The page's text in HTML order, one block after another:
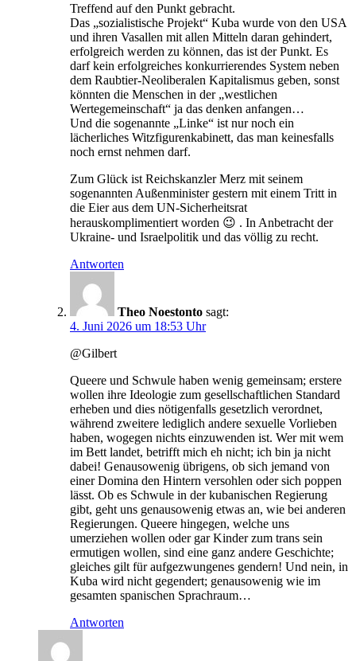
Treffend auf den Punkt gebracht.
Das „sozialistische Projekt“ Kuba wurde von den USA
und ihren Vasallen mit allen Mitteln daran gehindert,
erfolgreich werden zu können, das ist der Punkt. Es
darf kein erfolgreiches konkurrierendes System neben
dem Raubtier-Neoliberalen Kapitalismus geben, sonst
könnten die Menschen in der „westlichen
Wertegemeinschaft“ ja das denken anfangen…
Und die sogenannte „Linke“ ist nur noch ein
lächerliches Witzfigurenkabinett, das man keinesfalls
noch ernst nehmen darf.
Zum Glück ist Reichskanzler Merz mit seinem
sogenannten Außenminister gestern mit einem Tritt in
die Eier aus dem UN-Sicherheitsrat
herauskomplimentiert worden 😉 . In Anbetracht der
Ukraine- und Israelpolitik und das völlig zu recht.
Antworten
Theo Noestonto sagt:
4. Juni 2026 um 18:53 Uhr
@Gilbert
Queere und Schwule haben wenig gemeinsam; erstere
wollen ihre Ideologie zum gesellschaftlichen Standard
erheben und dies nötigenfalls gesetzlich verordnet,
während zweitere lediglich andere sexuelle Vorlieben
haben, wogegen nichts einzuwenden ist. Wer mit wem
im Bett landet, betrifft mich eh nicht; ich bin ja nicht
dabei! Genausowenig übrigens, ob sich jemand von
einer Domina den Hintern versohlen oder sich poppen
lässt. Ob es Schwule in der kubanischen Regierung
gibt, geht uns genausowenig etwas an, wie bei anderen
Regierungen. Queere hingegen, welche uns
umerziehen wollen oder gar Kinder zum trans sein
ermutigen wollen, sind eine ganz andere Geschichte;
gleiches gilt für aufgezwungenes gendern! Und nein, in
Kuba wird nicht gegendert; genausowenig wie im
gesamten spanischen Sprachraum…
Antworten